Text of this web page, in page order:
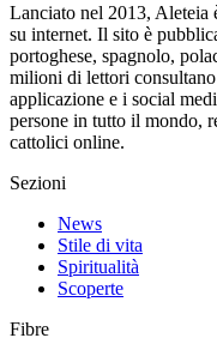
Lanciato nel 2013, Aleteia
su internet. Il sito è
portoghese, spagnolo,
milioni di lettori
applicazione e i social
persone in tutto il mondo,
cattolici online.
Sezioni
News
Stile di vita
Spiritualità
Scoperte
Fibre